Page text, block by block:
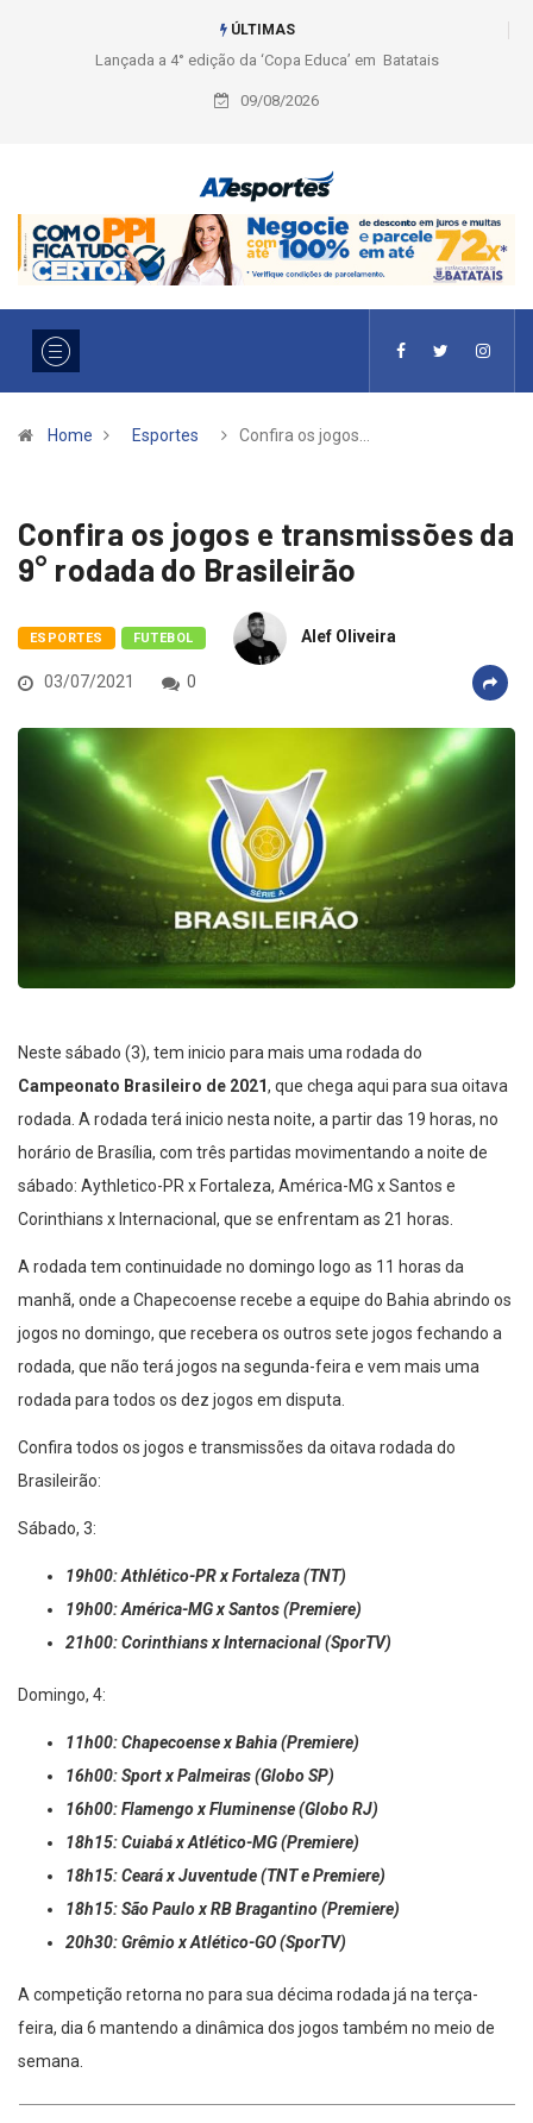
ÚLTIMAS
Liga 2026: Equipes rompem com a LABE na Série Ouro e entidade define
a 2° fase, times e formato
09/08/2026
Home Esportes Confira os jogos…
Confira os jogos e transmissões da
9° rodada do Brasileirão
ESPORTES FUTEBOL Alef Oliveira
03/07/2021 0
Neste sábado (3), tem inicio para mais uma rodada do
Campeonato Brasileiro de 2021, que chega aqui para sua oitava
rodada. A rodada terá inicio nesta noite, a partir das 19 horas, no
horário de Brasília, com três partidas movimentando a noite de
sábado: Aythletico-PR x Fortaleza, América-MG x Santos e
Corinthians x Internacional, que se enfrentam as 21 horas.
A rodada tem continuidade no domingo logo as 11 horas da
manhã, onde a Chapecoense recebe a equipe do Bahia abrindo os
jogos no domingo, que recebera os outros sete jogos fechando a
rodada, que não terá jogos na segunda-feira e vem mais uma
rodada para todos os dez jogos em disputa.
Confira todos os jogos e transmissões da oitava rodada do
Brasileirão:
Sábado, 3:
19h00: Athlético-PR x Fortaleza (TNT)
19h00: América-MG x Santos (Premiere)
21h00: Corinthians x Internacional (SporTV)
Domingo, 4:
11h00: Chapecoense x Bahia (Premiere)
16h00: Sport x Palmeiras (Globo SP)
16h00: Flamengo x Fluminense (Globo RJ)
18h15: Cuiabá x Atlético-MG (Premiere)
18h15: Ceará x Juventude (TNT e Premiere)
18h15: São Paulo x RB Bragantino (Premiere)
20h30: Grêmio x Atlético-GO (SporTV)
A competição retorna no para sua décima rodada já na terça-
feira, dia 6 mantendo a dinâmica dos jogos também no meio de
semana.